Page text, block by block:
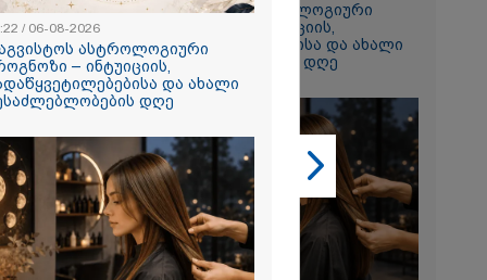
აბურდული
რომ
გიგა
7 აგვისტოს ასტროლოგიური
პროგნოზი – ინტუიციის,
გადაწყვეტილებებისა და ახალი
შესაძლებლობების დღე
/ 06-08-2026
ასტროლოგიური
– ინტუიციის,
და ახალი
დღე